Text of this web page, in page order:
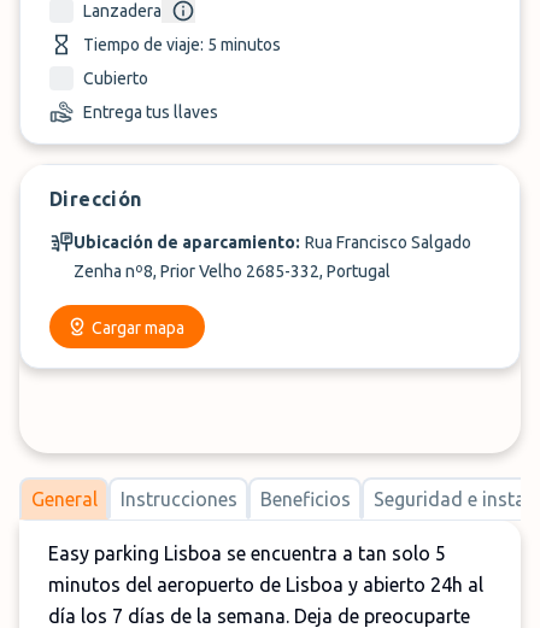
Lanzadera
Tiempo de viaje: 5 minutos
Cubierto
Entrega tus llaves
Dirección
Ubicación de aparcamiento: Rua Francisco Salgado
Zenha nº8, Prior Velho 2685-332, Portugal
Cargar mapa
General Instrucciones Beneficios Seguridad e
Easy parking Lisboa se encuentra a tan solo 5
minutos del aeropuerto de Lisboa y abierto 24h al
día los 7 días de la semana. Deja de preocuparte